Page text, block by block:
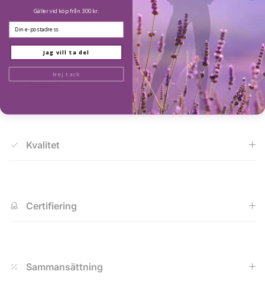
Hud- och hårproblem
Hudtyp
Kvalitet
Certifiering
Sammansättning
Gäller vid köp från 300 kr.
Jag vill ta del
Nej tack